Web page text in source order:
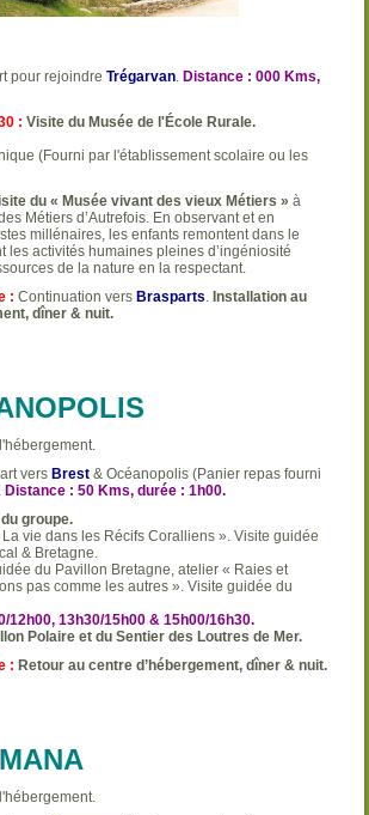
pour rejoindreTrégarvan.Distance : 000 Kms,
: Visite du Musée de l'École Rurale.
(Fourni par l'établissement scolaire ou les
du « Musée vivant des vieux Métiers » à
Métiers d’Autrefois. En observant et en
millénaires, les enfants remontent dans le
les activités humaines pleines d’ingéniosité
de la nature en la respectant.
:Continuation versBrasparts.Installation au
dîner & nuit.
versBrest & Océanopolis (Panier repas fourni
Distance : 50 Kms, durée : 1h00.
groupe.
vie dans les Récifs Coralliens ». Visite guidée
& Bretagne.
du Pavillon Bretagne, atelier « Raies et
pas comme les autres ». Visite guidée du
12h00, 13h30/15h00 & 15h00/16h30.
Polaire et du Sentier des Loutres de Mer.
: Retour au centre d’hébergement, dîner & nuit.